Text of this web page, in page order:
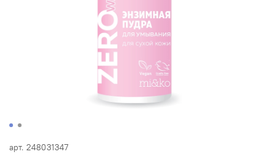
арт. 248031347